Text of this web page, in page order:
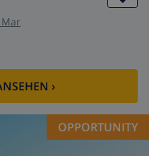
›
OPPORTUNITY